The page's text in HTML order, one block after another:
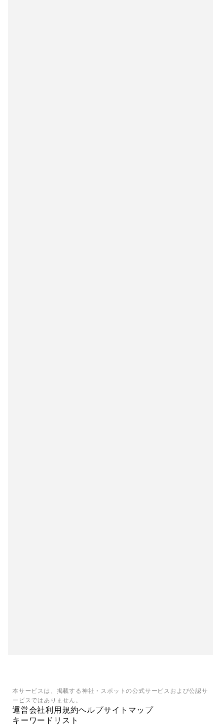
本サービスは、掲載する神社・スポットの公式サービスおよび公認サ
ービスではありません。
運営会社利用規約ヘルプサイトマップ
キーワードリスト